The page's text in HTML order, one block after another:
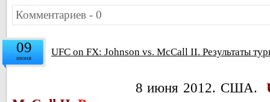
Комментариев - 0
09
июня UFC on FX: Johnson vs. McCall II. Результаты
8 июня 2012. США.